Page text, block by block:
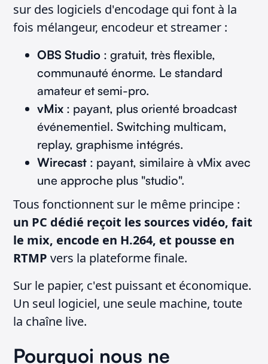
sur des logiciels d'encodage qui font à la
fois mélangeur, encodeur et streamer :
OBS Studio : gratuit, très flexible,
communauté énorme. Le standard
amateur et semi-pro.
vMix : payant, plus orienté broadcast
événementiel. Switching multicam,
replay, graphisme intégrés.
Wirecast : payant, similaire à vMix avec
une approche plus "studio".
Tous fonctionnent sur le même principe :
un PC dédié reçoit les sources vidéo, fait
le mix, encode en H.264, et pousse en
RTMP vers la plateforme finale.
Sur le papier, c'est puissant et économique.
Un seul logiciel, une seule machine, toute
la chaîne live.
Pourquoi nous ne